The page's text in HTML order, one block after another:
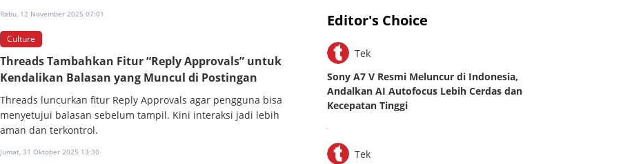
Rabu, 12 November 2025 07:01
Culture
Threads Tambahkan Fitur “Reply Approvals” untuk
Kendalikan Balasan yang Muncul di Postingan
Threads luncurkan fitur Reply Approvals agar pengguna bisa
menyetujui balasan sebelum tampil. Kini interaksi jadi lebih
aman dan terkontrol.
Jumat, 31 Oktober 2025 13:30
Editor's Choice
Tek
Sony A7 V Resmi Meluncur di Indonesia,
Andalkan AI Autofocus Lebih Cerdas dan
Kecepatan Tinggi
.
Tek